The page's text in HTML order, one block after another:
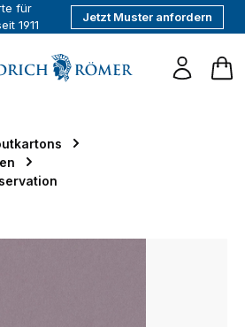
für
1911
Jetzt Muster anfordern